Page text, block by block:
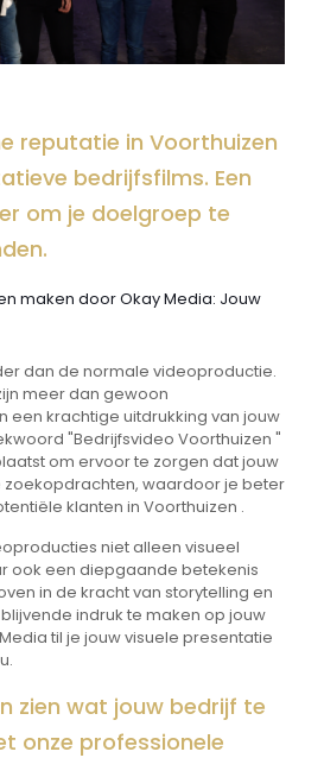
reputatie in Voorthuizen
bedrijfsfilms. Een
om je doelgroep te
maken door Okay Media: Jouw
dan de normale videoproductie.
meer dan gewoon
een krachtige uitdrukking van jouw
"Bedrijfsvideo Voorthuizen "
om ervoor te zorgen dat jouw
zoekopdrachten, waardoor je beter
klanten in Voorthuizen .
niet alleen visueel
ook een diepgaande betekenis
in de kracht van storytelling en
indruk te maken op jouw
til je jouw visuele presentatie
zien wat jouw bedrijf te
onze professionele